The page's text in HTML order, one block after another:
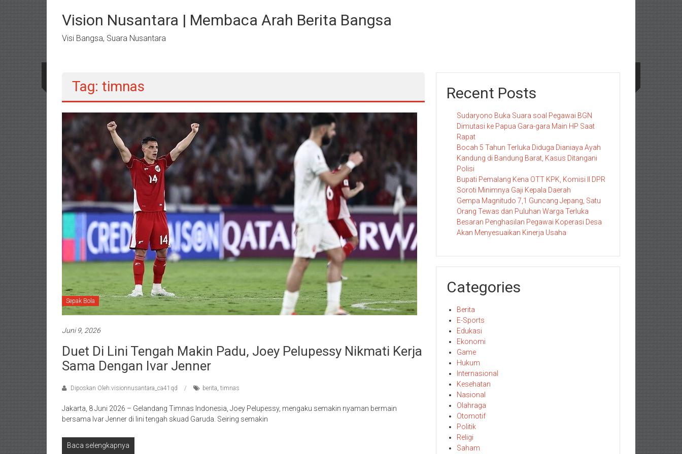
kontenVision Nusantara | Membaca Arah Berita Bangsa
Visi Bangsa, Suara Nusantara
Tag: timnas
Sepak Bola
Juni 9, 2026
Duet Di Lini Tengah Makin Padu, Joey Pelupessy Nikmati Kerja
Sama Dengan Ivar Jenner
Diposkan Oleh:visionnusantara_ca41qd berita, timnas
Jakarta, 8 Juni 2026 – Gelandang Timnas Indonesia, Joey Pelupessy, mengaku semakin nyaman bermain
bersama Ivar Jenner di lini tengah skuad Garuda. Seiring semakin
Baca selengkapnya
Recent Posts
Sudaryono Buka Suara soal Pegawai BGN
Dimutasi ke Papua Gara-gara Main HP Saat
Rapat
Bocah 5 Tahun Terluka Diduga Dianiaya Ayah
Kandung di Bandung Barat, Kasus Ditangani
Polisi
Bupati Pemalang Kena OTT KPK, Komisi II DPR
Soroti Minimnya Gaji Kepala Daerah
Gempa Magnitudo 7,1 Guncang Jepang, Satu
Orang Tewas dan Puluhan Warga Terluka
Besaran Penghasilan Pegawai Koperasi Desa
Akan Menyesuaikan Kinerja Usaha
Categories
Berita
E-Sports
Edukasi
Ekonomi
Game
Hukum
Internasional
Kesehatan
Nasional
Olahraga
Otomotif
Politik
Religi
Saham